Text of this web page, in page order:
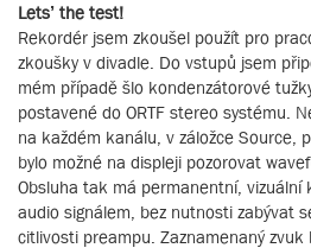
Lets’ the test!
Rekordér jsem zkoušel použít pro
zkoušky v divadle. Do vstupů jsem
mém případě šlo kondenzátorové
postavené do ORTF stereo systému.
na každém kanálu, v záložce Source,
bylo možné na displeji pozorovat
Obsluha tak má permanentní, vizuální
audio signálem, bez nutnosti zabývat
citlivosti preampu. Zaznamenaný